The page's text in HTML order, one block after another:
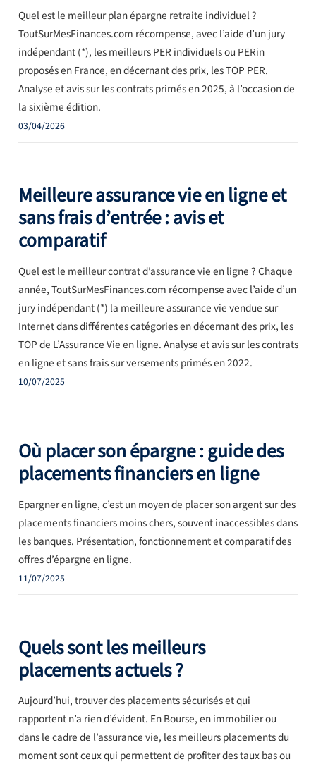
Quel est le meilleur plan épargne retraite individuel ?
ToutSurMesFinances.com récompense, avec l’aide d’un jury
indépendant (*), les meilleurs PER individuels ou PERin
proposés en France, en décernant des prix, les TOP PER.
Analyse et avis sur les contrats primés en 2025, à l’occasion de
la sixième édition.
03/04/2026
Meilleure assurance vie en ligne et
sans frais d’entrée : avis et
comparatif
Quel est le meilleur contrat d’assurance vie en ligne ? Chaque
année, ToutSurMesFinances.com récompense avec l’aide d’un
jury indépendant (*) la meilleure assurance vie vendue sur
Internet dans différentes catégories en décernant des prix, les
TOP de L’Assurance Vie en ligne. Analyse et avis sur les contrats
en ligne et sans frais sur versements primés en 2022.
10/07/2025
Où placer son épargne : guide des
placements financiers en ligne
Epargner en ligne, c’est un moyen de placer son argent sur des
placements financiers moins chers, souvent inaccessibles dans
les banques. Présentation, fonctionnement et comparatif des
offres d’épargne en ligne.
11/07/2025
Quels sont les meilleurs
placements actuels ?
Aujourd’hui, trouver des placements sécurisés et qui
rapportent n’a rien d’évident. En Bourse, en immobilier ou
dans le cadre de l’assurance vie, les meilleurs placements du
moment sont ceux qui permettent de profiter des taux bas ou